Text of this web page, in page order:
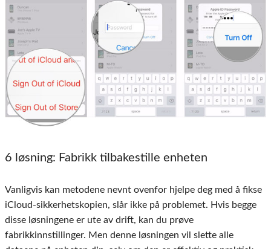
6 løsning: Fabrikk tilbakestille enheten
Vanligvis kan metodene nevnt ovenfor hjelpe deg med å fikse
iCloud-sikkerhetskopien, slår ikke på problemet. Hvis begge
disse løsningene er ute av drift, kan du prøve
fabrikkinnstillinger. Men denne løsningen vil slette alle